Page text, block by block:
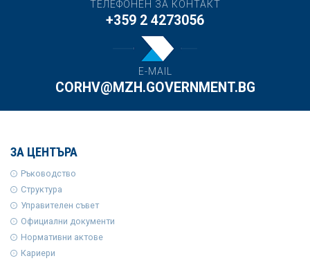
ТЕЛЕФОНЕН ЗА КОНТАКТ
+359 2 4273056
E-MAIL
CORHV@MZH.GOVERNMENT.BG
ЗА ЦЕНТЪРА
Ръководство
Структура
Управителен съвет
Официални документи
Нормативни актове
Кариери